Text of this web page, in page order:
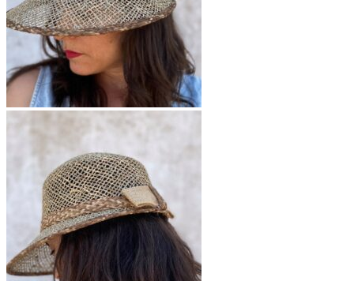
elegir
en
la
página
de
producto